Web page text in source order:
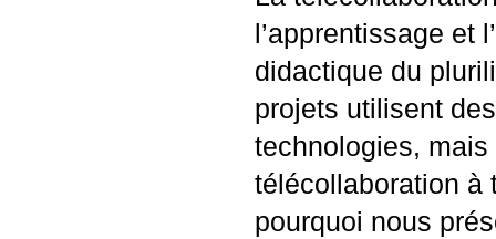
l’apprentissage et
didactique du
projets utilisent
technologies, mais
télécollaboration à
pourquoi nous